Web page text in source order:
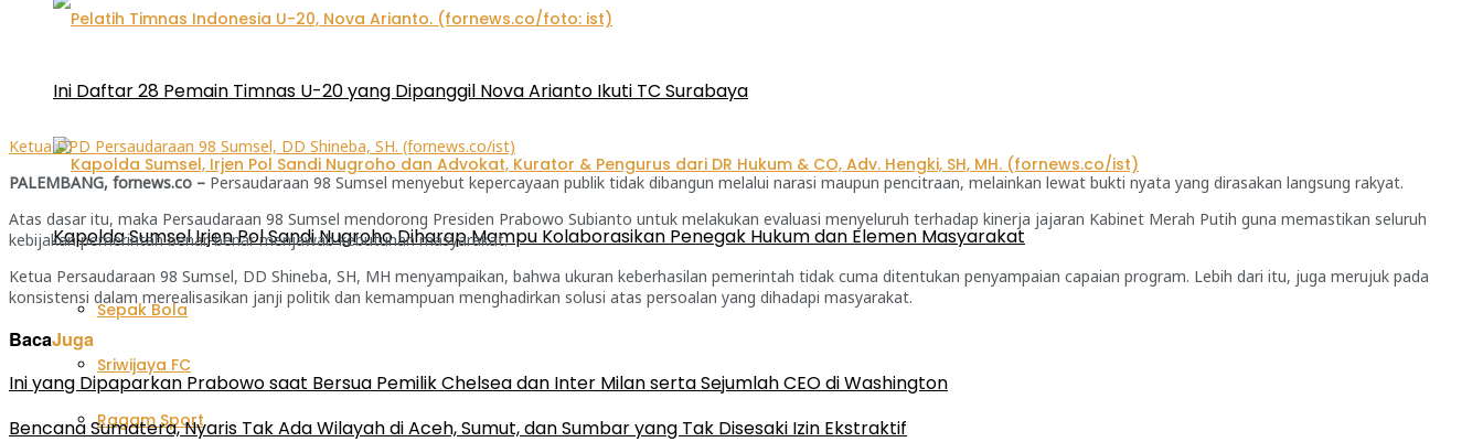
Ini Daftar 28 Pemain Timnas U-20 yang Dipanggil Nova Arianto Ikuti TC Surabaya
Kapolda Sumsel Irjen Pol Sandi Nugroho Diharap Mampu Kolaborasikan Penegak Hukum dan Elemen Masyarakat
Sepak Bola
Sriwijaya FC
Ragam Sport
Ketua DPD Persaudaraan 98 Sumsel, DD Shineba, SH. (fornews.co/ist)
PALEMBANG, fornews.co – Persaudaraan 98 Sumsel menyebut kepercayaan publik tidak dibangun melalui narasi maupun pencitraan, melainkan lewat bukti nyata yang dirasakan langsung rakyat.
Atas dasar itu, maka Persaudaraan 98 Sumsel mendorong Presiden Prabowo Subianto untuk melakukan evaluasi menyeluruh terhadap kinerja jajaran Kabinet Merah Putih guna memastikan seluruh
kebijakan pemerintah benar-benar menjawab kebutuhan masyarakat.
Ketua Persaudaraan 98 Sumsel, DD Shineba, SH, MH menyampaikan, bahwa ukuran keberhasilan pemerintah tidak cuma ditentukan penyampaian capaian program. Lebih dari itu, juga merujuk pada
konsistensi dalam merealisasikan janji politik dan kemampuan menghadirkan solusi atas persoalan yang dihadapi masyarakat.
BacaJuga
Ini yang Dipaparkan Prabowo saat Bersua Pemilik Chelsea dan Inter Milan serta Sejumlah CEO di Washington
Bencana Sumatera, Nyaris Tak Ada Wilayah di Aceh, Sumut, dan Sumbar yang Tak Disesaki Izin Ekstraktif